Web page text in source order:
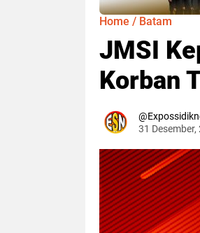
Home / Batam
JMSI
Korban
31